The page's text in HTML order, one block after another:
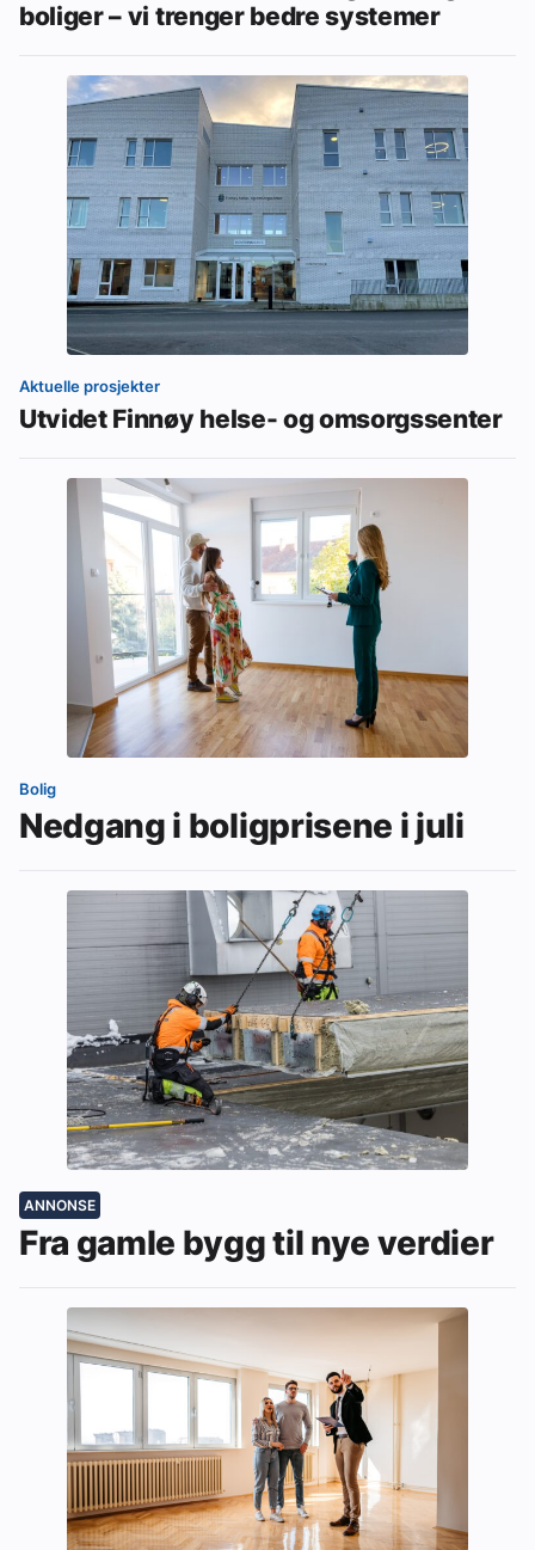
boliger – vi trenger bedre systemer
Aktuelle prosjekter
Utvidet Finnøy helse- og omsorgssenter
Bolig
Nedgang i boligprisene i juli
ANNONSE
Fra gamle bygg til nye verdier